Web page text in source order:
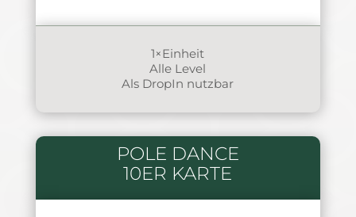
1×Einheit
Alle Level
Als DropIn nutzbar
POLE DANCE
10ER KARTE